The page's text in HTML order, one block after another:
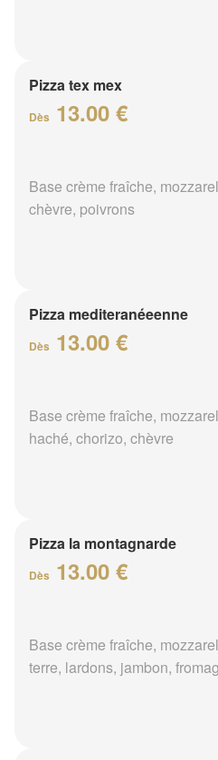
Pizza tex mex
Dès 13.00 €
Base crème fraîche,
chèvre, poivrons
Pizza mediteranéeenne
Dès 13.00 €
Base crème fraîche,
haché, chorizo, chèvre
Pizza la montagnarde
Dès 13.00 €
Base crème fraîche,
terre, lardons, jambon,